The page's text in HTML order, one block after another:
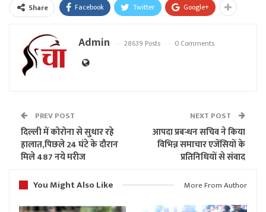
Share Facebook Twitter Google+
Admin 28639 Posts 0 Comments
PREV POST
दिल्ली में कोरोना से सुधार रहे
हालात,पिछले 24 घंटे के दौरान
मिले 487 नये मरीज
NEXT POST
आपदा प्रबन्धन सचिव ने किया
विभिन्न समाचार एजेंसियों के
प्रतिनिधियों से संवाद
You Might Also Like
More From Author